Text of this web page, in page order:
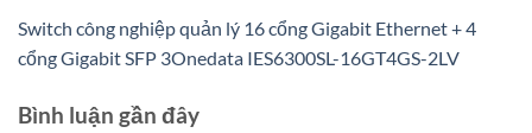
Switch công nghiệp quản lý 16 cổng Gigabit Ethernet + 4
cổng Gigabit SFP 3Onedata IES6300SL-16GT4GS-2LV
Bình luận gần đây